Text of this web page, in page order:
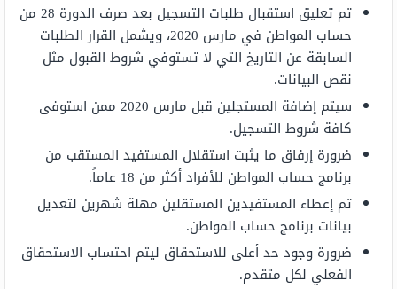
تم تعليق استقبال طلبات التسجيل بعد صرف الدورة 28 من
حساب المواطن في مارس 2020، ويشمل القرار الطلبات
السابقة عن التاريخ التي لا تستوفي شروط القبول مثل
نقص البيانات.
سيتم إضافة المستجلين قبل مارس 2020 ممن استوفى
كافة شروط التسجيل.
ضرورة إرفاق ما يثبت استقلال المستفيد المستقب من
برنامج حساب المواطن للأفراد أكثر من 18 عاماً.
تم إعطاء المستفيدين المستقلين مهلة شهرين لتعديل
بيانات برنامج حساب المواطن.
ضرورة وجود حد أعلى للاستحقاق ليتم احتساب الاستحقاق
الفعلي لكل متقدم.